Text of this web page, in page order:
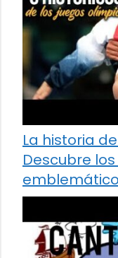
La historia
Descubre